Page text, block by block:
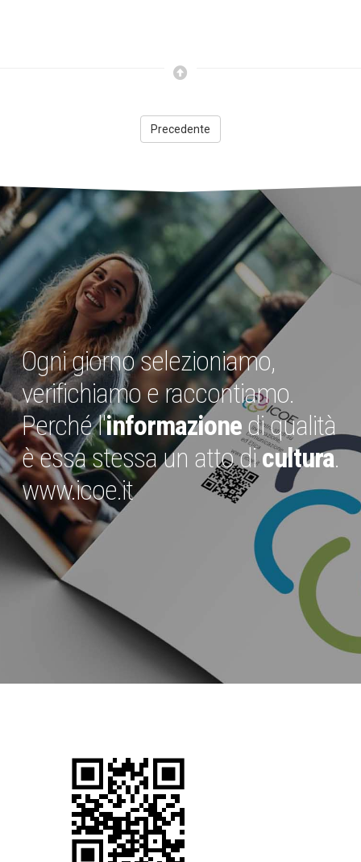
Precedente
Ogni giorno selezioniamo,
verifichiamo e raccontiamo.
Perché l'informazionedi qualità
è essa stessa un atto dicultura.
www.icoe.it